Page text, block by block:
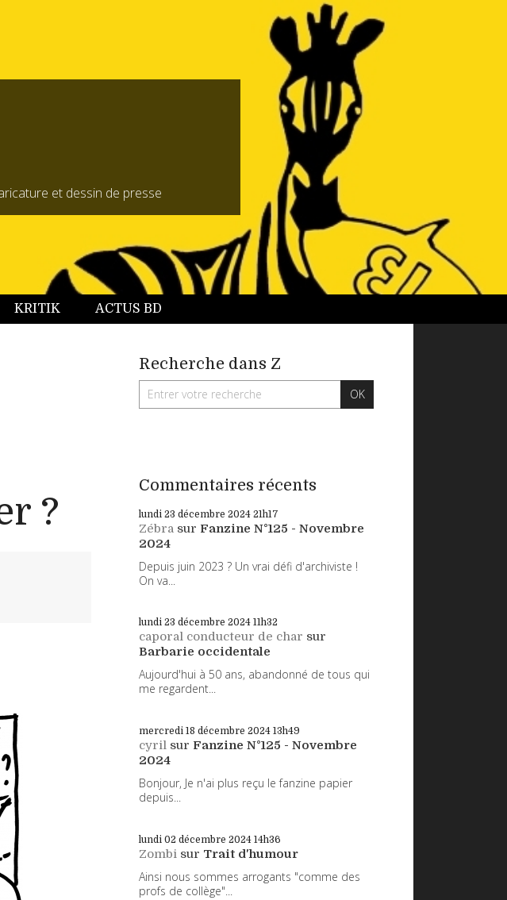
et dessin de presse
KRITIK ACTUS BD
?
Recherche dans Z
Commentaires récents
lundi 23 décembre 2024 21h17
Zébra sur Fanzine N°125 - Novembre
2024
Depuis juin 2023 ? Un vrai défi d'archiviste !
On va...
lundi 23 décembre 2024 11h32
caporal conducteur de char sur
Barbarie occidentale
Aujourd'hui à 50 ans, abandonné de tous qui
me regardent...
mercredi 18 décembre 2024 13h49
cyril sur Fanzine N°125 - Novembre
2024
Bonjour, Je n'ai plus reçu le fanzine papier
depuis...
lundi 02 décembre 2024 14h36
Zombi sur Trait d'humour
Ainsi nous sommes arrogants "comme des
profs de collège"...